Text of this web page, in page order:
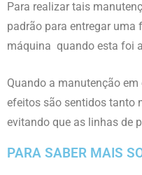
Para realizar tais
padrão para entregar uma
máquina quando esta foi
Quando a manutenção
efeitos são sentidos tanto
evitando que as linhas de
PARA SABER MAIS